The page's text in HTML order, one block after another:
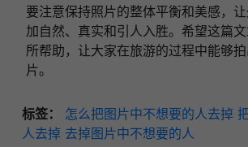
要注意保持照片的整体平衡和美感，
加自然、真实和引人入胜。希望这篇
所帮助，让大家在旅游的过程中能够
片。
标签： 怎么把图片中不想要的人去掉
人去掉 去掉图片中不想要的人